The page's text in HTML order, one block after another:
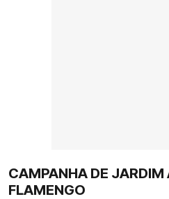
CAMPANHA DE JARDIM
FLAMENGO